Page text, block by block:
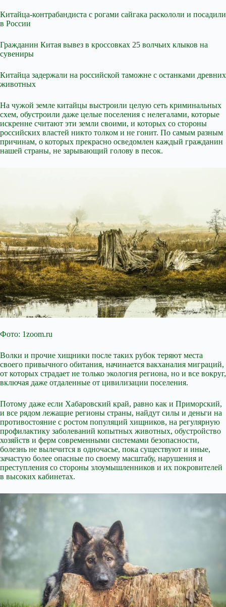
Китайца-контрабандиста с рогами сайгака раскололи и посадили
в России
Гражданин Китая вывез в кроссовках 25 волчьих клыков на
сувениры
Китайца задержали на российской таможне с останками древних
животных
На чужой земле китайцы выстроили целую сеть криминальных
схем, обустроили даже целые поселения с нелегалами, которые
искренне считают эти земли своими, и которых со стороны
российских властей никто толком и не гонит. По самым разным
причинам, о которых прекрасно осведомлен каждый гражданин
нашей страны, не зарывающий голову в песок.
Фото: 1zoom.ru
Волки и прочие хищники после таких рубок теряют места
своего привычного обитания, начинается вакханалия миграций,
от которых страдает не только экология региона, но и все вокруг,
включая даже отдаленные от цивилизации поселения.
Потому даже если Хабаровский край, равно как и Приморский,
и все рядом лежащие регионы страны, найдут силы и деньги на
противостояние с ростом популяций хищников, на регулярную
профилактику заболеваний копытных животных, обустройство
хозяйств и ферм современными системами безопасности,
болезнь не вылечится в одночасье, пока существуют и иные,
зачастую более опасные по своему масштабу, нарушения и
преступления со стороны злоумышленников и их покровителей
в высоких кабинетах.